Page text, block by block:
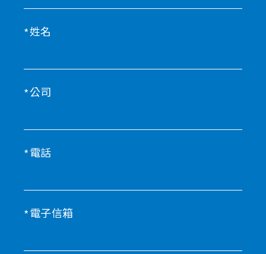
姓名
公司
電話
電子信箱